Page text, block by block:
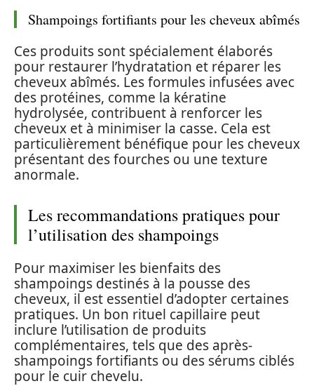
Shampoings fortifiants pour les cheveux abîmés
Ces produits sont spécialement élaborés
pour restaurer l’hydratation et réparer les
cheveux abîmés. Les formules infusées avec
des protéines, comme la kératine
hydrolysée, contribuent à renforcer les
cheveux et à minimiser la casse. Cela est
particulièrement bénéfique pour les cheveux
présentant des fourches ou une texture
anormale.
Les recommandations pratiques pour
l’utilisation des shampoings
Pour maximiser les bienfaits des
shampoings destinés à la pousse des
cheveux, il est essentiel d’adopter certaines
pratiques. Un bon rituel capillaire peut
inclure l’utilisation de produits
complémentaires, tels que des après-
shampoings fortifiants ou des sérums ciblés
pour le cuir chevelu.